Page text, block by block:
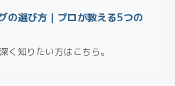
の選び方｜プロが教える5つの
く知りたい方はこちら。